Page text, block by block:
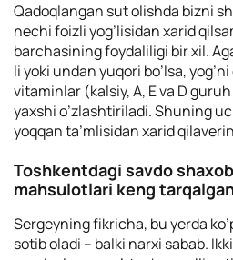
Qadoqlangan sut olishda bizni
nechi foizli yog’lisidan xarid
barchasining foydaliligi bir xil.
li yoki undan yuqori bo’lsa,
vitaminlar (kalsiy, A, E va D
yaxshi o’zlashtiriladi. Shuning
yoqqan ta’mlisidan xarid
Toshkentdagi savdo
mahsulotlari keng
Sergeyning fikricha, bu yerda
sotib oladi – balki narxi sabab.